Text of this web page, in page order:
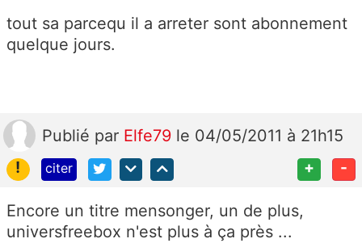
tout sa parcequ il a arreter sont abonnement
quelque jours.
Publié par Elfe79 le 04/05/2011 à 21h15
!
citer + -
Encore un titre mensonger, un de plus,
universfreebox n'est plus à ça près ...